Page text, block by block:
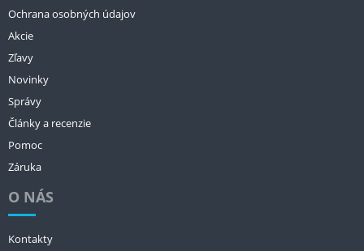
Ochrana osobných údajov
Akcie
Zľavy
Novinky
Správy
Články a recenzie
Pomoc
Záruka
O NÁS
Kontakty